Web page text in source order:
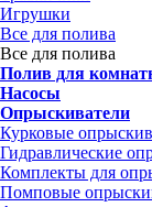
Игрушки
Все для полива
Все для полива
Полив для
Насосы
Опрыскиватели
Курковые
Гидравлические
Комплекты для
Помповые